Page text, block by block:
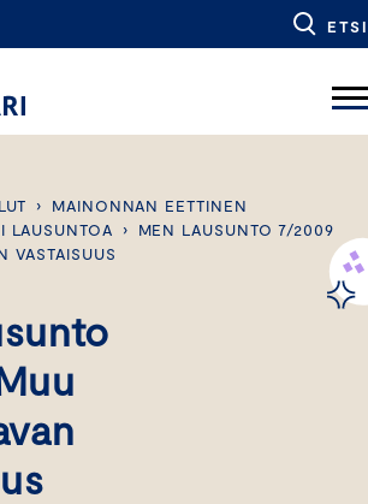
ETSI
›
MAINONNAN EETTINEN
LAUSUNTOA ›
MEN LAUSUNTO 7/2009
VASTAISUUS